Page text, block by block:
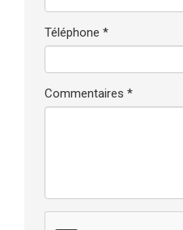
Téléphone *
Commentaires *